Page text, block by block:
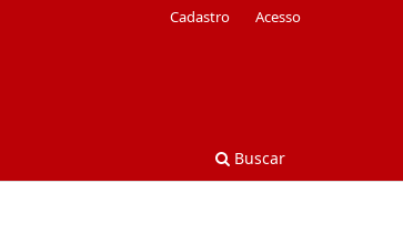
Buscar
Cadastro Acesso